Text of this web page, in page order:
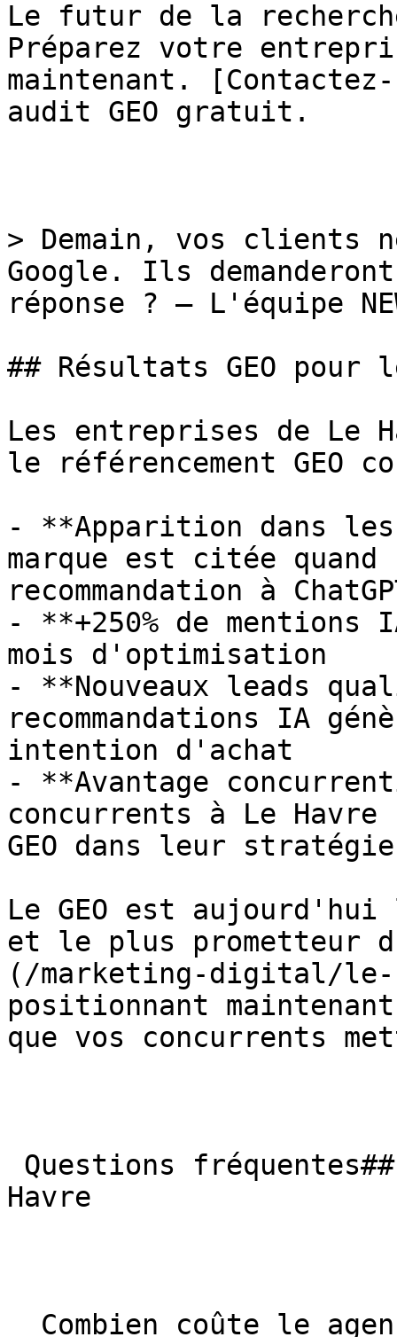
Le futur de la
Préparez votre
maintenant.
audit GEO gratuit.
> Demain, vos clients
Google. Ils
réponse ? — L'équipe
## Résultats GEO pour
Les entreprises de Le
le référencement GEO
- **Apparition dans
marque est citée quand
recommandation à
- **+250% de mentions
mois d'optimisation
- **Nouveaux leads
recommandations IA
intention d'achat
- **Avantage
concurrents à Le
GEO dans leur stratégie
Le GEO est
et le plus prometteur
(/marketing-digital/le-
positionnant
que vos concurrents
Havre